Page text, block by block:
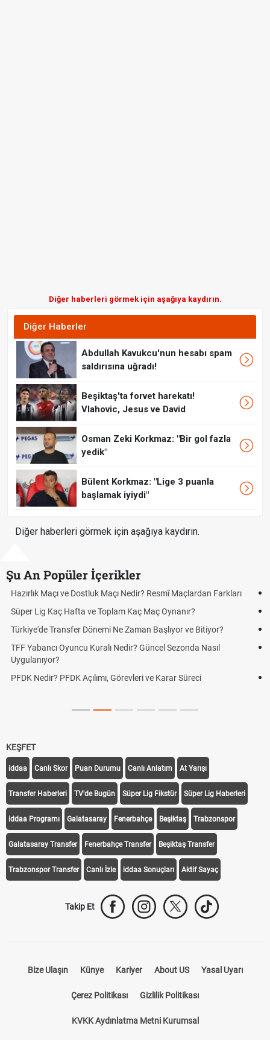
Diğer haberleri görmek için aşağıya kaydırın.
Diğer Haberler
Abdullah Kavukcu'nun hesabı spam
saldırısına uğradı!
Beşiktaş'ta forvet harekatı!
Vlahovic, Jesus ve David
Osman Zeki Korkmaz: "Bir gol fazla
yedik"
Bülent Korkmaz: "Lige 3 puanla
başlamak iyiydi"
Diğer haberleri görmek için aşağıya kaydırın.
Şu An Popüler İçerikler
Puan Durumunda AG, OM ve Diğer Kısaltmalar Ne Anlama Gelir?
Skor Ne Demek? Sporda Skor ve Sonuç Kavramları
Futbol Nasıl Oynanır? Temel Futbol Kuralları
Deplasman Golü Kuralı Nedir? Hangi Organizasyonlarda
Uygulanıyor?
DGS Sonuçları Ne Zaman Açıklanacak 2026? ÖSYM Sonuç
KEŞFET
iddaa Canlı Skor Puan Durumu Canlı Anlatım At Yarışı
Transfer Haberleri TV'de Bugün Süper Lig Fikstür Süper Lig Haberleri
iddaa Programı Galatasaray Fenerbahçe Beşiktaş Trabzonspor
Galatasaray Transfer Fenerbahçe Transfer Beşiktaş Transfer
Trabzonspor Transfer Canlı İzle iddaa Sonuçları Aktif Sayaç
Takip Et
Bize Ulaşın Künye Kariyer About US Yasal Uyarı
Çerez Politikası Gizlilik Politikası
KVKK Aydınlatma Metni Kurumsal